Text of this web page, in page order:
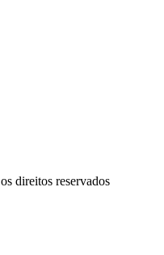
direitos reservados